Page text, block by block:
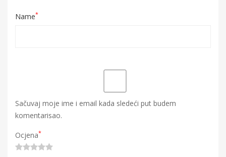
Name*
Sačuvaj moje ime i email kada sledeći put budem
komentarisao.
Ocjena*